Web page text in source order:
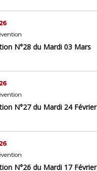
N°28 du Mardi 03 Mars
N°27 du Mardi 24 Février
N°26 du Mardi 17 Février